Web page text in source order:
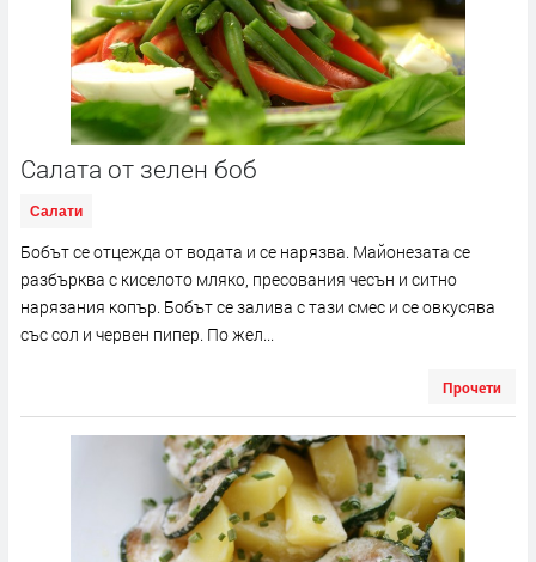
Салата от зелен боб
Салати
Бобът се отцежда от водата и се нарязва. Майонезата се
разбърква с киселото мляко, пресования чесън и ситно
нарязания копър. Бобът се залива с тази смес и се овкусява
със сол и червен пипер. По жел...
Прочети